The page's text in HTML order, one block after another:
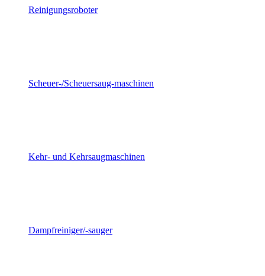
Reinigungsroboter
Scheuer-/Scheuersaug-maschinen
Kehr- und Kehrsaugmaschinen
Dampfreiniger/-sauger